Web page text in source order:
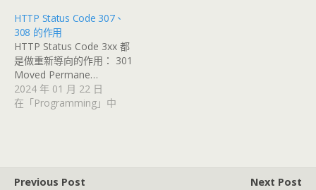
HTTP Status Code 307、
308 的作用
HTTP Status Code 3xx 都
是做重新導向的作用： 301
Moved Permane…
2024 年 01 月 22 日
在「Programming」中
Previous Post
Next Post